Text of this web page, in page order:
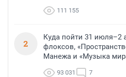
111 155
2
Куда пойти 31 июля–2
флоксов,
Манежа и «Музыка
93 031 7